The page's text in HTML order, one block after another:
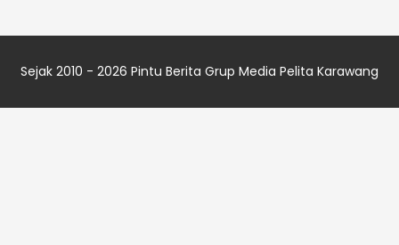
Sejak 2010 - 2026 Pintu Berita Grup Media Pelita Karawang